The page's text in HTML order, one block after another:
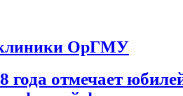
клиники ОрГМУ
года отмечает